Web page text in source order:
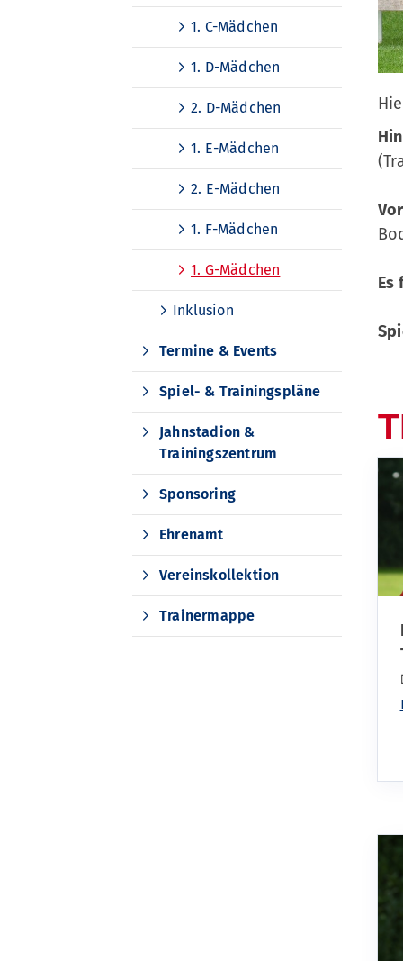
Sportangebote finden
Unser Sportangebot
Sportsuche
Ausfälle und Vertretungen
Es
1. C-Mädchen
1. D-Mädchen
2. D-Mädchen
1. E-Mädchen
2. E-Mädchen
1. F-Mädchen
1. G-Mädchen
Inklusion
Termine & Events
Spiel- & Trainingspläne
Jahnstadion &
Trainingszentrum
Sponsoring
Ehrenamt
Vereinskollektion
Trainermappe